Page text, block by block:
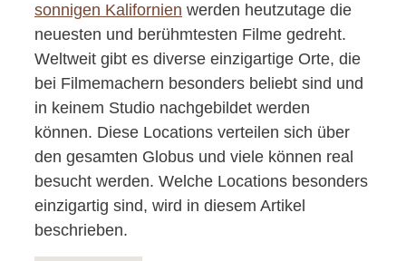
sonnigen Kalifornien werden heutzutage die
neuesten und berühmtesten Filme gedreht.
Weltweit gibt es diverse einzigartige Orte, die
bei Filmemachern besonders beliebt sind und
in keinem Studio nachgebildet werden
können. Diese Locations verteilen sich über
den gesamten Globus und viele können real
besucht werden. Welche Locations besonders
einzigartig sind, wird in diesem Artikel
beschrieben.